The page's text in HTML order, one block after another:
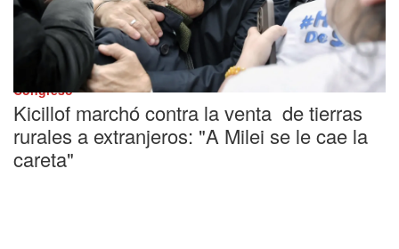
Congreso
Kicillof marchó contra la venta de tierras
rurales a extranjeros: "A Milei se le cae la
careta"